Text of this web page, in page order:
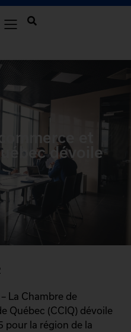
et
dévoile
– La Chambre de
Québec (CCIQ) dévoile
pour la région de la